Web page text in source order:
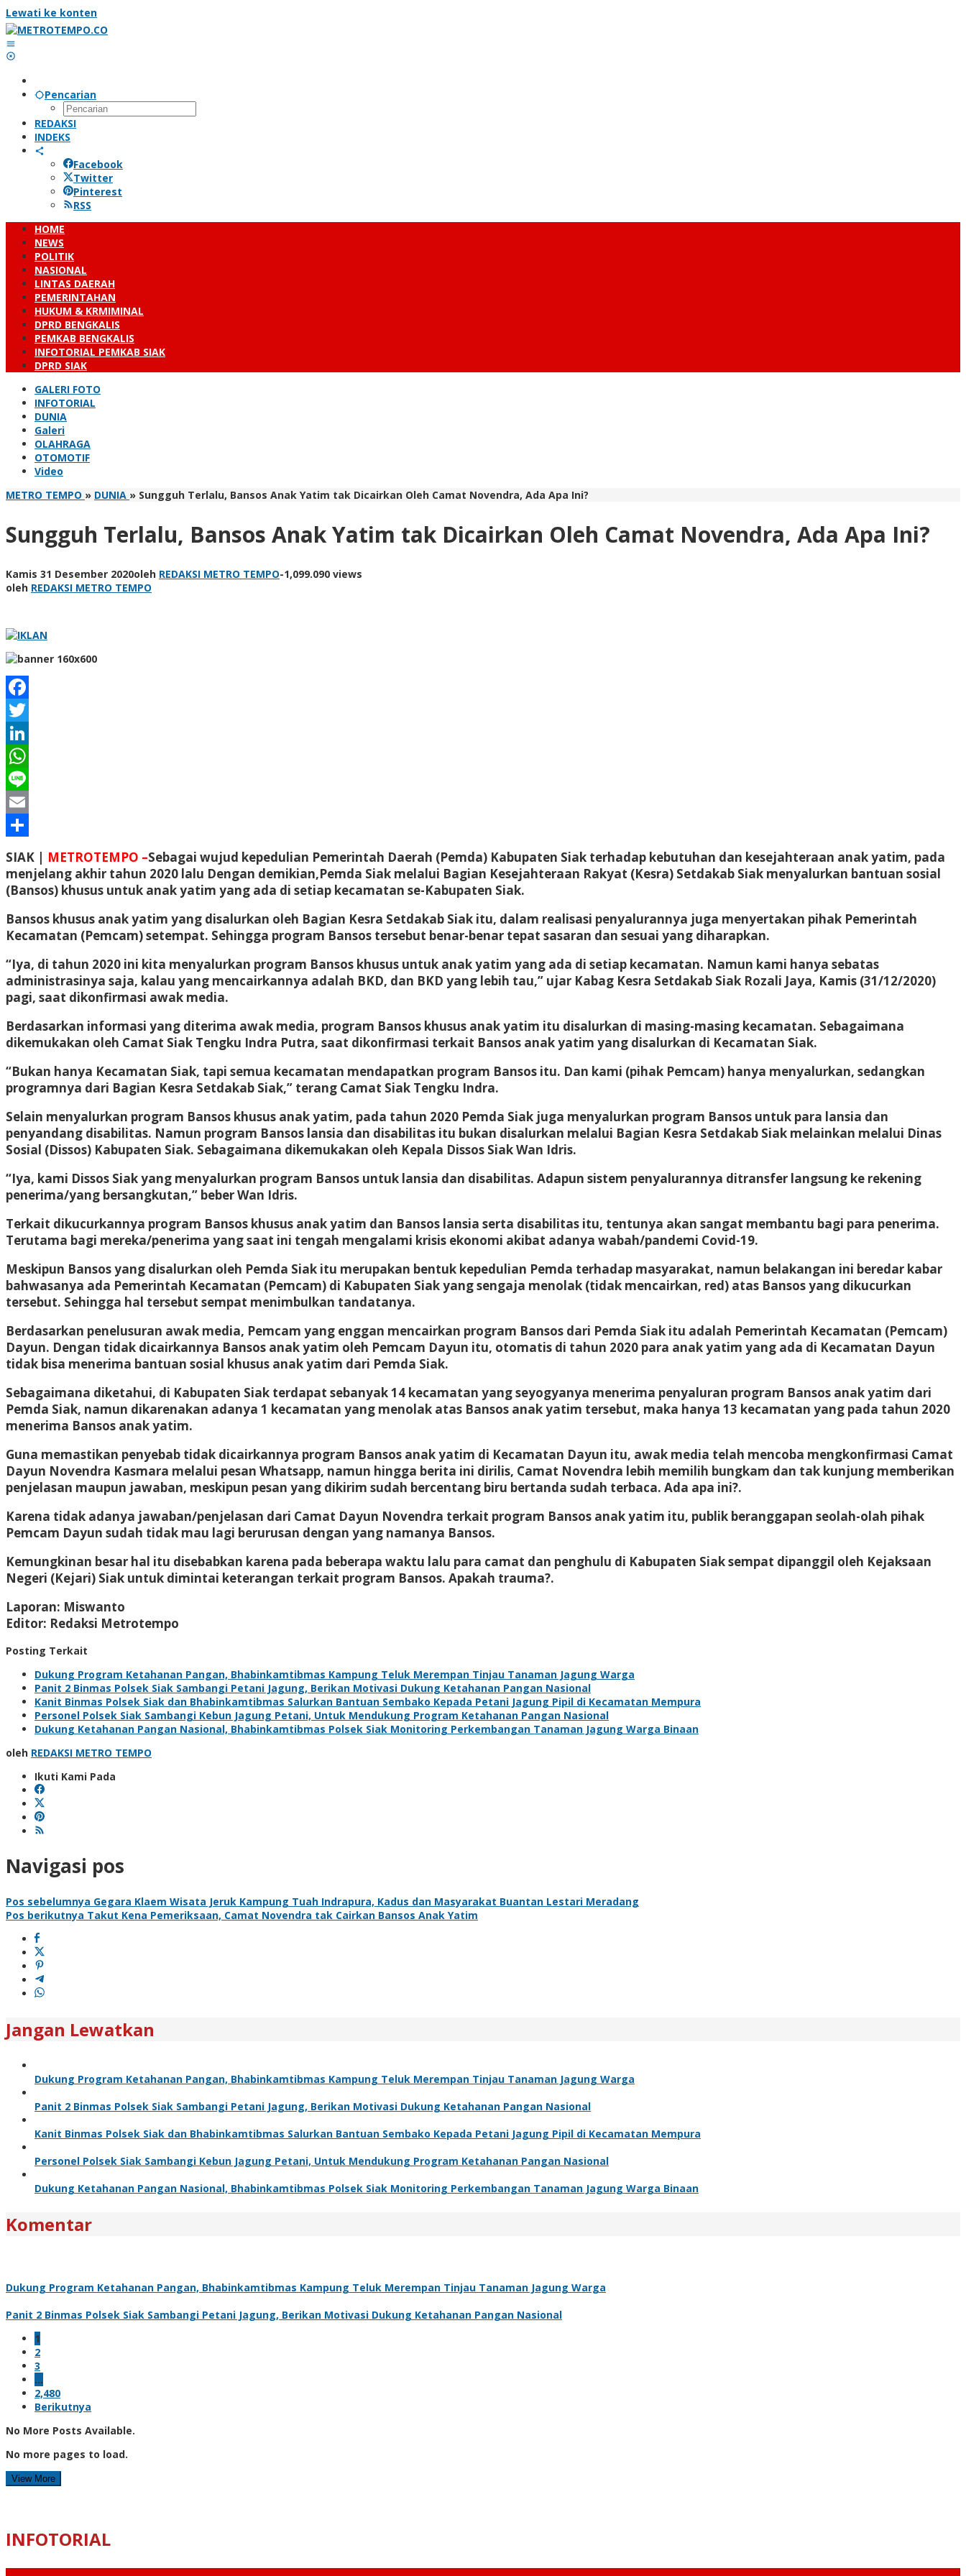
Lewati ke konten
Pencarian
REDAKSI
INDEKS
Facebook
Twitter
Pinterest
RSS
HOME
NEWS
POLITIK
NASIONAL
LINTAS DAERAH
PEMERINTAHAN
HUKUM & KRMIMINAL
DPRD BENGKALIS
PEMKAB BENGKALIS
INFOTORIAL PEMKAB SIAK
DPRD SIAK
GALERI FOTO
INFOTORIAL
DUNIA
Galeri
OLAHRAGA
OTOMOTIF
Video
METRO TEMPO » DUNIA » Sungguh Terlalu, Bansos Anak Yatim tak Dicairkan Oleh Camat Novendra, Ada Apa Ini?
Sungguh Terlalu, Bansos Anak Yatim tak Dicairkan Oleh Camat Novendra, Ada Apa Ini?
Kamis 31 Desember 2020oleh REDAKSI METRO TEMPO-1,099.090 views
oleh REDAKSI METRO TEMPO
Facebook
Twitter
LinkedIn
WhatsApp
Line
Email
Share
SIAK | METROTEMPO –Sebagai wujud kepedulian Pemerintah Daerah (Pemda) Kabupaten Siak terhadap kebutuhan dan kesejahteraan anak yatim, pada
menjelang akhir tahun 2020 lalu Dengan demikian,Pemda Siak melalui Bagian Kesejahteraan Rakyat (Kesra) Setdakab Siak menyalurkan bantuan sosial
(Bansos) khusus untuk anak yatim yang ada di setiap kecamatan se-Kabupaten Siak.
Bansos khusus anak yatim yang disalurkan oleh Bagian Kesra Setdakab Siak itu, dalam realisasi penyalurannya juga menyertakan pihak Pemerintah
Kecamatan (Pemcam) setempat. Sehingga program Bansos tersebut benar-benar tepat sasaran dan sesuai yang diharapkan.
“Iya, di tahun 2020 ini kita menyalurkan program Bansos khusus untuk anak yatim yang ada di setiap kecamatan. Namun kami hanya sebatas
administrasinya saja, kalau yang mencairkannya adalah BKD, dan BKD yang lebih tau,” ujar Kabag Kesra Setdakab Siak Rozali Jaya, Kamis (31/12/2020)
pagi, saat dikonfirmasi awak media.
Berdasarkan informasi yang diterima awak media, program Bansos khusus anak yatim itu disalurkan di masing-masing kecamatan. Sebagaimana
dikemukakan oleh Camat Siak Tengku Indra Putra, saat dikonfirmasi terkait Bansos anak yatim yang disalurkan di Kecamatan Siak.
“Bukan hanya Kecamatan Siak, tapi semua kecamatan mendapatkan program Bansos itu. Dan kami (pihak Pemcam) hanya menyalurkan, sedangkan
programnya dari Bagian Kesra Setdakab Siak,” terang Camat Siak Tengku Indra.
Selain menyalurkan program Bansos khusus anak yatim, pada tahun 2020 Pemda Siak juga menyalurkan program Bansos untuk para lansia dan
penyandang disabilitas. Namun program Bansos lansia dan disabilitas itu bukan disalurkan melalui Bagian Kesra Setdakab Siak melainkan melalui Dinas
Sosial (Dissos) Kabupaten Siak. Sebagaimana dikemukakan oleh Kepala Dissos Siak Wan Idris.
“Iya, kami Dissos Siak yang menyalurkan program Bansos untuk lansia dan disabilitas. Adapun sistem penyalurannya ditransfer langsung ke rekening
penerima/yang bersangkutan,” beber Wan Idris.
Terkait dikucurkannya program Bansos khusus anak yatim dan Bansos lansia serta disabilitas itu, tentunya akan sangat membantu bagi para penerima.
Terutama bagi mereka/penerima yang saat ini tengah mengalami krisis ekonomi akibat adanya wabah/pandemi Covid-19.
Meskipun Bansos yang disalurkan oleh Pemda Siak itu merupakan bentuk kepedulian Pemda terhadap masyarakat, namun belakangan ini beredar kabar
bahwasanya ada Pemerintah Kecamatan (Pemcam) di Kabupaten Siak yang sengaja menolak (tidak mencairkan, red) atas Bansos yang dikucurkan
tersebut. Sehingga hal tersebut sempat menimbulkan tandatanya.
Berdasarkan penelusuran awak media, Pemcam yang enggan mencairkan program Bansos dari Pemda Siak itu adalah Pemerintah Kecamatan (Pemcam)
Dayun. Dengan tidak dicairkannya Bansos anak yatim oleh Pemcam Dayun itu, otomatis di tahun 2020 para anak yatim yang ada di Kecamatan Dayun
tidak bisa menerima bantuan sosial khusus anak yatim dari Pemda Siak.
Sebagaimana diketahui, di Kabupaten Siak terdapat sebanyak 14 kecamatan yang seyogyanya menerima penyaluran program Bansos anak yatim dari
Pemda Siak, namun dikarenakan adanya 1 kecamatan yang menolak atas Bansos anak yatim tersebut, maka hanya 13 kecamatan yang pada tahun 2020
menerima Bansos anak yatim.
Guna memastikan penyebab tidak dicairkannya program Bansos anak yatim di Kecamatan Dayun itu, awak media telah mencoba mengkonfirmasi Camat
Dayun Novendra Kasmara melalui pesan Whatsapp, namun hingga berita ini dirilis, Camat Novendra lebih memilih bungkam dan tak kunjung memberikan
penjelasan maupun jawaban, meskipun pesan yang dikirim sudah bercentang biru bertanda sudah terbaca. Ada apa ini?.
Karena tidak adanya jawaban/penjelasan dari Camat Dayun Novendra terkait program Bansos anak yatim itu, publik beranggapan seolah-olah pihak
Pemcam Dayun sudah tidak mau lagi berurusan dengan yang namanya Bansos.
Kemungkinan besar hal itu disebabkan karena pada beberapa waktu lalu para camat dan penghulu di Kabupaten Siak sempat dipanggil oleh Kejaksaan
Negeri (Kejari) Siak untuk dimintai keterangan terkait program Bansos. Apakah trauma?.
Laporan: Miswanto
Editor: Redaksi Metrotempo
Posting Terkait
Dukung Program Ketahanan Pangan, Bhabinkamtibmas Kampung Teluk Merempan Tinjau Tanaman Jagung Warga
Panit 2 Binmas Polsek Siak Sambangi Petani Jagung, Berikan Motivasi Dukung Ketahanan Pangan Nasional
Kanit Binmas Polsek Siak dan Bhabinkamtibmas Salurkan Bantuan Sembako Kepada Petani Jagung Pipil di Kecamatan Mempura
Personel Polsek Siak Sambangi Kebun Jagung Petani, Untuk Mendukung Program Ketahanan Pangan Nasional
Dukung Ketahanan Pangan Nasional, Bhabinkamtibmas Polsek Siak Monitoring Perkembangan Tanaman Jagung Warga Binaan
oleh REDAKSI METRO TEMPO
Ikuti Kami Pada
Navigasi pos
Pos sebelumnya Gegara Klaem Wisata Jeruk Kampung Tuah Indrapura, Kadus dan Masyarakat Buantan Lestari Meradang
Pos berikutnya Takut Kena Pemeriksaan, Camat Novendra tak Cairkan Bansos Anak Yatim
Jangan Lewatkan
Dukung Program Ketahanan Pangan, Bhabinkamtibmas Kampung Teluk Merempan Tinjau Tanaman Jagung Warga
Panit 2 Binmas Polsek Siak Sambangi Petani Jagung, Berikan Motivasi Dukung Ketahanan Pangan Nasional
Kanit Binmas Polsek Siak dan Bhabinkamtibmas Salurkan Bantuan Sembako Kepada Petani Jagung Pipil di Kecamatan Mempura
Personel Polsek Siak Sambangi Kebun Jagung Petani, Untuk Mendukung Program Ketahanan Pangan Nasional
Dukung Ketahanan Pangan Nasional, Bhabinkamtibmas Polsek Siak Monitoring Perkembangan Tanaman Jagung Warga Binaan
Komentar
Dukung Program Ketahanan Pangan, Bhabinkamtibmas Kampung Teluk Merempan Tinjau Tanaman Jagung Warga
Panit 2 Binmas Polsek Siak Sambangi Petani Jagung, Berikan Motivasi Dukung Ketahanan Pangan Nasional
1
2
3
…
2,480
Berikutnya
No More Posts Available.
No more pages to load.
View More
INFOTORIAL